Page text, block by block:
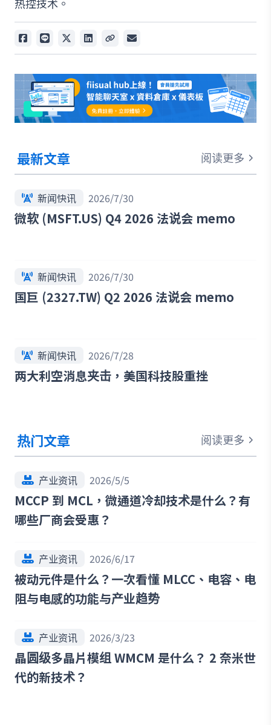
最新文章 阅读更多
新闻快讯 2026/7/30
微软 (MSFT.US) Q4 2026 法说会 memo
新闻快讯 2026/7/30
国巨 (2327.TW) Q2 2026 法说会 memo
新闻快讯 2026/7/28
两大利空消息夹击，美国科技股重挫
热门文章 阅读更多
产业资讯 2026/5/5
MCCP 到 MCL，微通道冷却技术是什么？有
哪些厂商会受惠？
产业资讯 2026/6/17
被动元件是什么？一次看懂 MLCC、电容、电
阻与电感的功能与产业趋势
产业资讯 2026/3/23
晶圆级多晶片模组 WMCM 是什么？ 2 奈米世
代的新技术？